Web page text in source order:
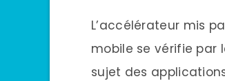
L’accélérateur mis
mobile se vérifie par
sujet des